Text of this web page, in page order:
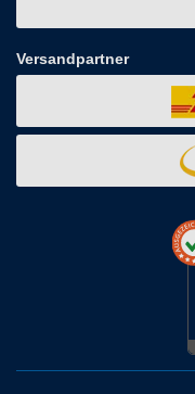
Versandpartner